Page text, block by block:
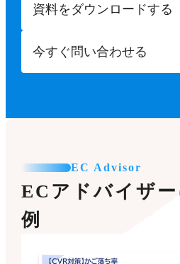
資料をダウンロードする
今すぐ問い合わせる
EC Advisor
ECアドバイザ
例